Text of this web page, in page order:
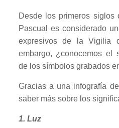
Desde los primeros
Pascual es considerado
expresivos de la Vigilia
embargo, ¿conocemos el
de los símbolos grabados
Gracias a una infografía de
saber más sobre los
1. Luz